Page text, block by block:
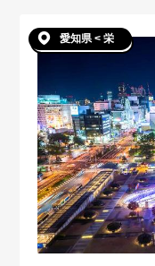
愛知県 < 栄